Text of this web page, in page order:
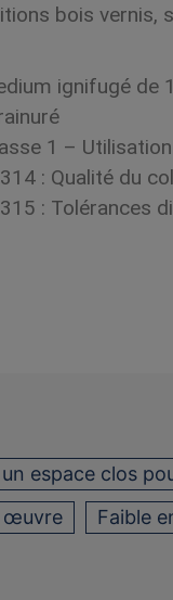
bois vernis,
ignifugé de
1 –
: Qualité du
: Tolérances
espace clos
œuvre
Faible